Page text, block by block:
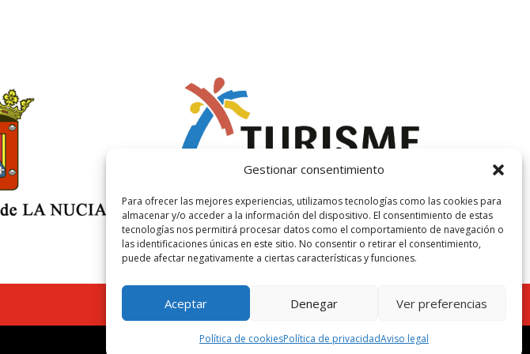
Gestionar consentimiento
Para ofrecer las mejores experiencias, utilizamos tecnologías como las cookies para
almacenar y/o acceder a la información del dispositivo. El consentimiento de estas
tecnologías nos permitirá procesar datos como el comportamiento de navegación o
las identificaciones únicas en este sitio. No consentir o retirar el consentimiento,
puede afectar negativamente a ciertas características y funciones.
Aceptar Denegar Ver preferencias
Política de cookiesPolítica de privacidadAviso legal